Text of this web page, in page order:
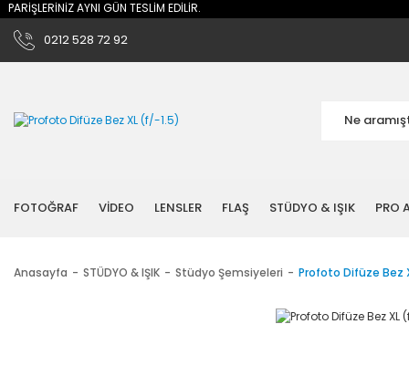
AYNI GÜN TESLİM EDİLİR.
0212 528 72 92
FOTOĞRAF VİDEO LENSLER FLAŞ STÜDYO & IŞIK PRO
Anasayfa STÜDYO & IŞIK Stüdyo Şemsiyeleri Profoto Difüze Bez